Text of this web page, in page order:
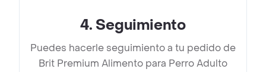
4. Seguimiento
Puedes hacerle seguimiento a tu pedido de
Brit Premium Alimento para Perro Adulto